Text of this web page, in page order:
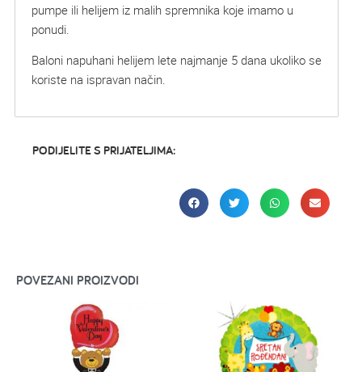
pumpe ili helijem iz malih spremnika koje imamo u
ponudi.
Baloni napuhani helijem lete najmanje 5 dana ukoliko se
koriste na ispravan način.
PODIJELITE S PRIJATELJIMA:
POVEZANI PROIZVODI